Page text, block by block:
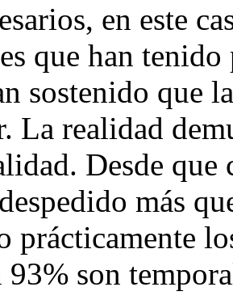
en este
que han tenido
sostenido que
La realidad
Desde
más
prácticamente
93% son